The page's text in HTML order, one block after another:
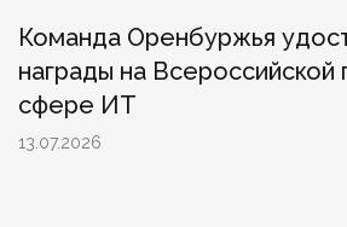
Команда Оренбуржья
награды на Всероссийской
сфере ИТ
13.07.2026